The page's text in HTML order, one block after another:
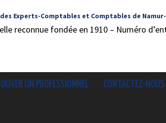
des Experts-Comptables et Comptables de
reconnue fondée en 1910 – Numéro
UN PROFESSIONNEL CONTACTEZ-NOUS